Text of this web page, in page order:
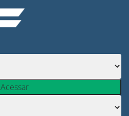
Acessar